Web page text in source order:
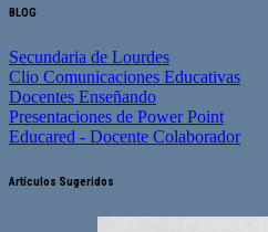
BLOG
Secundaria de Lourdes
Clio Comunicaciones Educativas
Docentes Enseñando
Presentaciones de Power Point
Educared - Docente Colaborador
Artículos Sugeridos